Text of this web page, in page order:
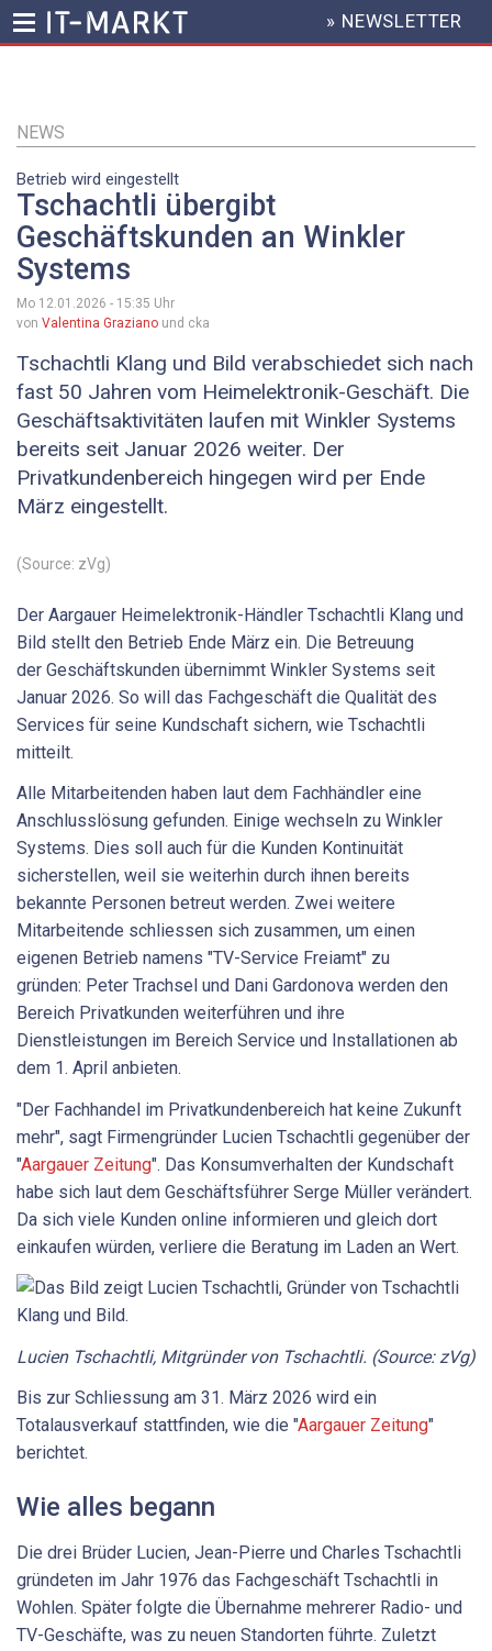
Inhalt
HEADER
MENU
» NEWSLETTER
NEWS
Betrieb wird eingestellt
Tschachtli übergibt
Geschäftskunden an Winkler
Systems
Mo 12.01.2026 - 15:35 Uhr
von Valentina Graziano und cka
Tschachtli Klang und Bild verabschiedet sich nach
fast 50 Jahren vom Heimelektronik-Geschäft. Die
Geschäftsaktivitäten laufen mit Winkler Systems
bereits seit Januar 2026 weiter. Der
Privatkundenbereich hingegen wird per Ende
März eingestellt.
(Source: zVg)
Der Aargauer Heimelektronik-Händler Tschachtli Klang und
Bild stellt den Betrieb Ende März ein. Die Betreuung
der Geschäftskunden übernimmt Winkler Systems seit
Januar 2026. So will das Fachgeschäft die Qualität des
Services für seine Kundschaft sichern, wie Tschachtli
mitteilt.
Alle Mitarbeitenden haben laut dem Fachhändler eine
Anschlusslösung gefunden. Einige wechseln zu Winkler
Systems. Dies soll auch für die Kunden Kontinuität
sicherstellen, weil sie weiterhin durch ihnen bereits
bekannte Personen betreut werden. Zwei weitere
Mitarbeitende schliessen sich zusammen, um einen
eigenen Betrieb namens "TV-Service Freiamt" zu
gründen: Peter Trachsel und Dani Gardonova werden den
Bereich Privatkunden weiterführen und ihre
Dienstleistungen im Bereich Service und Installationen ab
dem 1. April anbieten.
"Der Fachhandel im Privatkundenbereich hat keine Zukunft
mehr", sagt Firmengründer Lucien Tschachtli gegenüber der
"Aargauer Zeitung". Das Konsumverhalten der Kundschaft
habe sich laut dem Geschäftsführer Serge Müller verändert.
Da sich viele Kunden online informieren und gleich dort
einkaufen würden, verliere die Beratung im Laden an Wert.
Lucien Tschachtli, Mitgründer von Tschachtli. (Source: zVg)
Bis zur Schliessung am 31. März 2026 wird ein
Totalausverkauf stattfinden, wie die "Aargauer Zeitung"
berichtet.
Wie alles begann
Die drei Brüder Lucien, Jean-Pierre und Charles Tschachtli
gründeten im Jahr 1976 das Fachgeschäft Tschachtli in
Wohlen. Später folgte die Übernahme mehrerer Radio- und
TV-Geschäfte, was zu neuen Standorten führte. Zuletzt